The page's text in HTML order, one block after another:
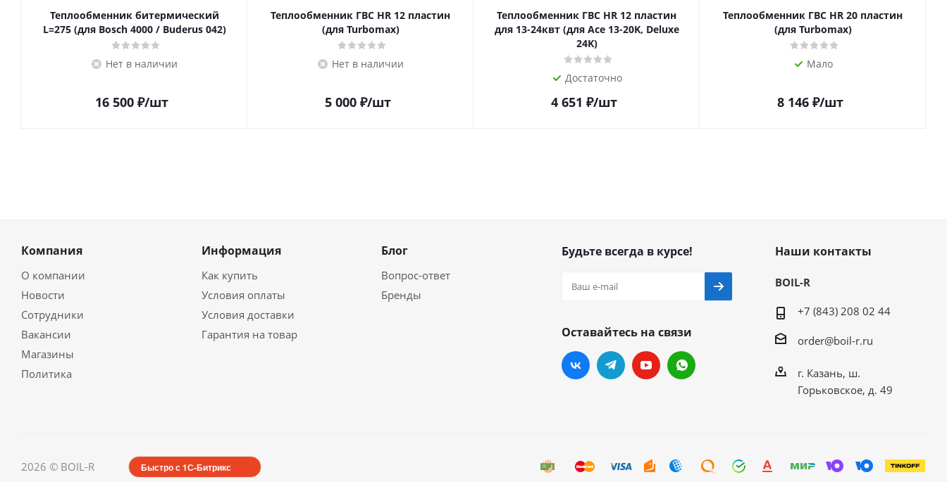
Теплообменник битермический
L=275 (для Bosch 4000 / Buderus 042)
Нет в наличии
16 500 ₽/шт
Теплообменник ГВС HR 12 пластин
(для Turbomax)
Нет в наличии
5 000 ₽/шт
Теплообменник ГВС HR 12 пластин
для 13-24квт (для Ace 13-20K, Deluxe
24K)
Достаточно
4 651 ₽/шт
Теплообменник ГВС HR 20 пластин
(для Turbomax)
Мало
8 146 ₽/шт
Компания
О компании
Новости
Сотрудники
Вакансии
Магазины
Политика
Информация
Как купить
Условия оплаты
Условия доставки
Гарантия на товар
Блог
Вопрос-ответ
Бренды
Будьте всегда в курсе!
Оставайтесь на связи
Наши контакты
BOIL-R
+7 (843) 208 02 44
order@boil-r.ru
г. Казань, ш.
Горьковское, д. 49
2026 © BOIL-R Быстро с 1С-Битрикс